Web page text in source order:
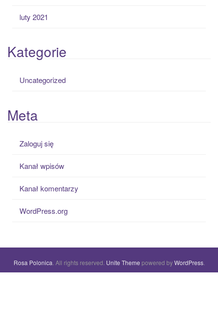
luty 2021
Kategorie
Uncategorized
Meta
Zaloguj się
Kanał wpisów
Kanał komentarzy
WordPress.org
Rosa Polonica . All rights reserved. Unite Theme powered byWordPress.